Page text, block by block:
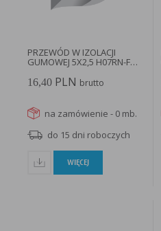
PRZEWÓD W IZOLACJI
GUMOWEJ 5X2,5 H07RN-F
16,40PLN brutto
na zamówienie - 0 mb.
do 15 dni roboczych
WIĘCEJ